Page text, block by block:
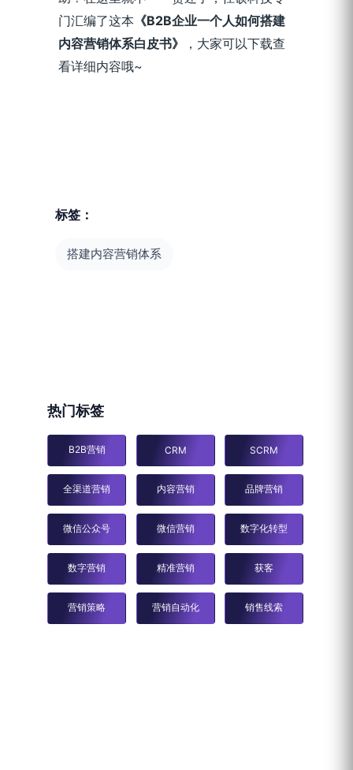
门汇编了这本 《B2B企业一个人如何搭建
内容营销体系白皮书》
，大家可以下载查
看详细内容哦~
标签：
搭建内容营销体系
热门标签
B2B营销 CRM SCRM
全渠道营销 内容营销 品牌营销
微信公众号 微信营销 数字化转型
数字营销 精准营销 获客
营销策略 营销自动化 销售线索